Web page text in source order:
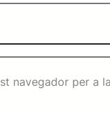
navegador per a